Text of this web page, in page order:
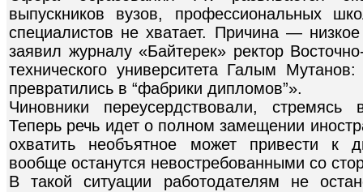
выпускников вузов, профессиональных
специалистов не хватает. Причина —
заявил журналу «Байтерек» ректор
технического университета Галым
превратились в “фабрики дипломов”».
Чиновники переусердствовали, стремясь
Теперь речь идет о полном замещении
охватить необъятное может привести к
вообще останутся невостребованными со
В такой ситуации работодателям не